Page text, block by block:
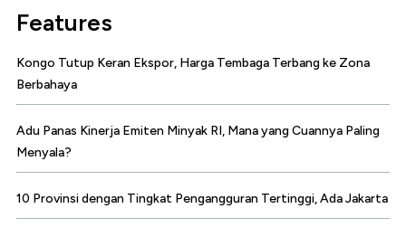
Features
Kongo Tutup Keran Ekspor, Harga Tembaga Terbang ke Zona
Berbahaya
Adu Panas Kinerja Emiten Minyak RI, Mana yang Cuannya Paling
Menyala?
10 Provinsi dengan Tingkat Pengangguran Tertinggi, Ada Jakarta